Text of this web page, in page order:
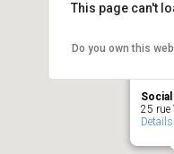
Social
25 rue
Details
This page can't
Do you own this